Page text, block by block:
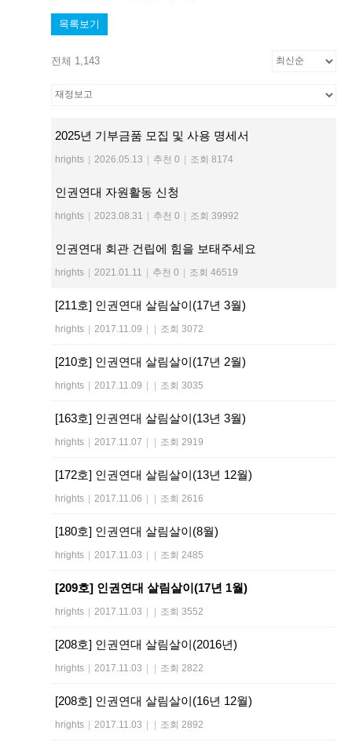
목록보기
전체 1,143
2025년 기부금품 모집 및 사용 명세서
hrights | 2026.05.13 | 추천 0 | 조회 8174
인권연대 자원활동 신청
hrights | 2023.08.31 | 추천 0 | 조회 39992
인권연대 회관 건립에 힘을 보태주세요
hrights | 2021.01.11 | 추천 0 | 조회 46519
[211호] 인권연대 살림살이(17년 3월)
hrights | 2017.11.09 | | 조회 3072
[210호] 인권연대 살림살이(17년 2월)
hrights | 2017.11.09 | | 조회 3035
[163호] 인권연대 살림살이(13년 3월)
hrights | 2017.11.07 | | 조회 2919
[172호] 인권연대 살림살이(13년 12월)
hrights | 2017.11.06 | | 조회 2616
[180호] 인권연대 살림살이(8월)
hrights | 2017.11.03 | | 조회 2485
[209호] 인권연대 살림살이(17년 1월)
hrights | 2017.11.03 | | 조회 3552
[208호] 인권연대 살림살이(2016년)
hrights | 2017.11.03 | | 조회 2822
[208호] 인권연대 살림살이(16년 12월)
hrights | 2017.11.03 | | 조회 2892